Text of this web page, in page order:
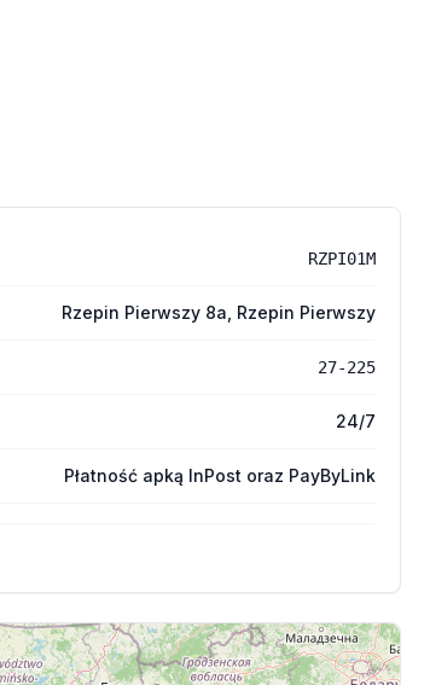
RZPI01M
Rzepin Pierwszy 8a, Rzepin Pierwszy
27-225
24/7
Płatność apką InPost oraz PayByLink